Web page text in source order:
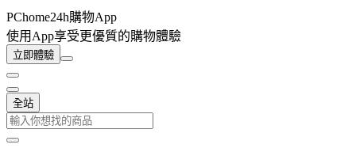
PChome24h購物App
使用App享受更優質的購物體驗
立即體驗
全站